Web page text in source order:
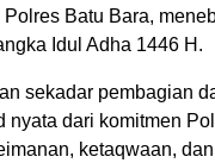
Batu Bara,
Idul Adha 1446 H.
sekadar pembagian
nyata dari komitmen
ketaqwaan,